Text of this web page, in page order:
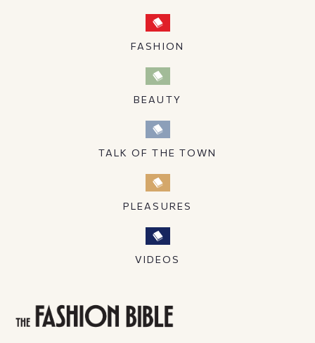
FASHION
BEAUTY
TALK OF THE TOWN
PLEASURES
VIDEOS